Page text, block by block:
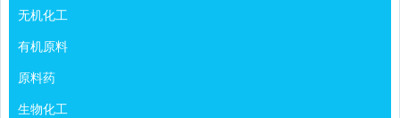
无机化工
有机原料
原料药
生物化工